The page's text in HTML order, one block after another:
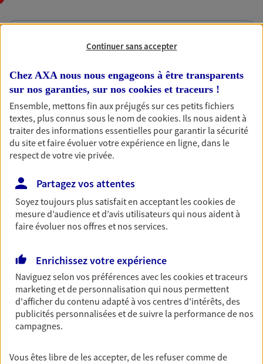
Épargne
immobilier, études des enfants ou voyage autour
du monde… Épargnez à votre rythme et
simplement, selon votre profil.
Découvrir les offres Épargne
Retraite
votre vie avec les conseils d'un expert. Découvrez
notre solution PER (Plan Epargne Retraite)
spécialement conçue pour la retraite.
Découvrir l'offre Retraite
Prévoyance
Pour un avenir serein, assurez-vous avec notre
contrat prévoyance. Préservez vos proches en cas
d'accident ou de maladie en optant pour les
garanties incapacité temporaire totale de travail,
invalidité ou de décès.
Découvrir l'offre Prévoyance
Continuer sans accepter
Chez AXA nous nous engageons à être transparents
sur nos garanties, sur nos cookies et traceurs !
Ensemble, mettons fin aux préjugés sur ces petits fichiers
textes, plus connus sous le nom decookies. Ils nous aident à
traiter des informations essentielles pour garantir la sécurité
du site et faire évoluer votre expérience en ligne, dans le
respect de votre vie privée.
Partagez vos attentes
Soyez toujours plus satisfait en acceptant lescookiesde
mesure d’audience et d’avis utilisateurs qui nous aident à
faire évoluer nos offres et nos services.
Enrichissez votre expérience
Naviguez selon vos préférences avec lescookies et traceurs
marketing et de personnalisation qui nous permettent
d'afficher du contenu adapté à vos centres d'intérêts, des
publicités personnalisées et de suivre la performance de nos
campagnes.
Vous êtes libre de les accepter, de les refuser comme de